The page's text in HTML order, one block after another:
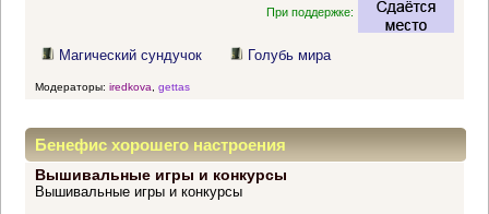
При поддержке:
Магический сундучок Голубь мира
Модераторы: iredkova gettas
Бенефис хорошего настроения
Вышивальные игры и конкурсы
Вышивальные игры и конкурсы